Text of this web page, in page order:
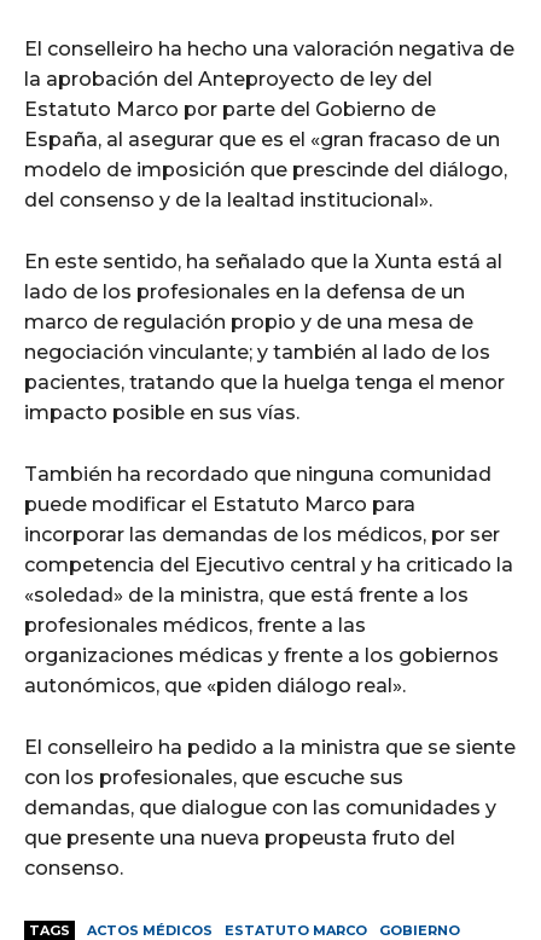
El conselleiro ha hecho una valoración negativa de
la aprobación del Anteproyecto de ley del
Estatuto Marco por parte del Gobierno de
España, al asegurar que es el «gran fracaso de un
modelo de imposición que prescinde del diálogo,
del consenso y de la lealtad institucional».
En este sentido, ha señalado que la Xunta está al
lado de los profesionales en la defensa de un
marco de regulación propio y de una mesa de
negociación vinculante; y también al lado de los
pacientes, tratando que la huelga tenga el menor
impacto posible en sus vías.
También ha recordado que ninguna comunidad
puede modificar el Estatuto Marco para
incorporar las demandas de los médicos, por ser
competencia del Ejecutivo central y ha criticado la
«soledad» de la ministra, que está frente a los
profesionales médicos, frente a las
organizaciones médicas y frente a los gobiernos
autonómicos, que «piden diálogo real».
El conselleiro ha pedido a la ministra que se siente
con los profesionales, que escuche sus
demandas, que dialogue con las comunidades y
que presente una nueva propeusta fruto del
consenso.
TAGS ACTOS MÉDICOS ESTATUTO MARCO GOBIERNO